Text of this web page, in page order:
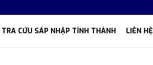
TRA CỨU SÁP NHẬP TỈNH THÀNH LIÊN HỆ